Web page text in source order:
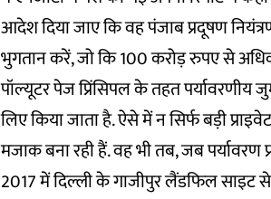
आदेश दिया जाए कि वह पंजाब प्रदूषण
भुगतान करें, जो कि 100 करोड़ रुपए से
पॉल्यूटर पेज प्रिंसिपल के तहत पर्यावरणीय
लिए किया जाता है. ऐसे में न सिर्फ बड़ी
मजाक बना रही हैं. वह भी तब, जब
2017 में दिल्ली के गाजीपुर लैंडफिल साइट